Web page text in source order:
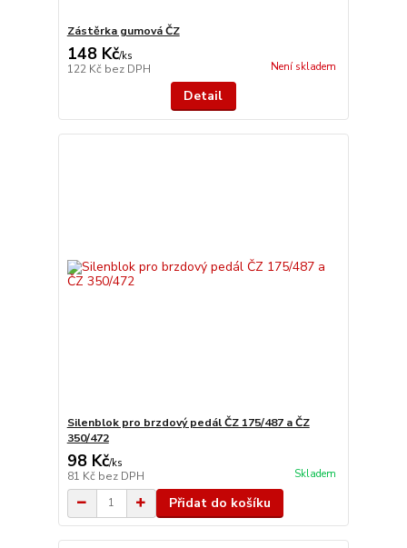
Zástěrka gumová ČZ
148 Kč/ks
122 Kč bez DPH Není skladem
Detail
Silenblok pro brzdový pedál ČZ 175/487 a ČZ
350/472
98 Kč/ks
81 Kč bez DPH Skladem
Přidat do košíku